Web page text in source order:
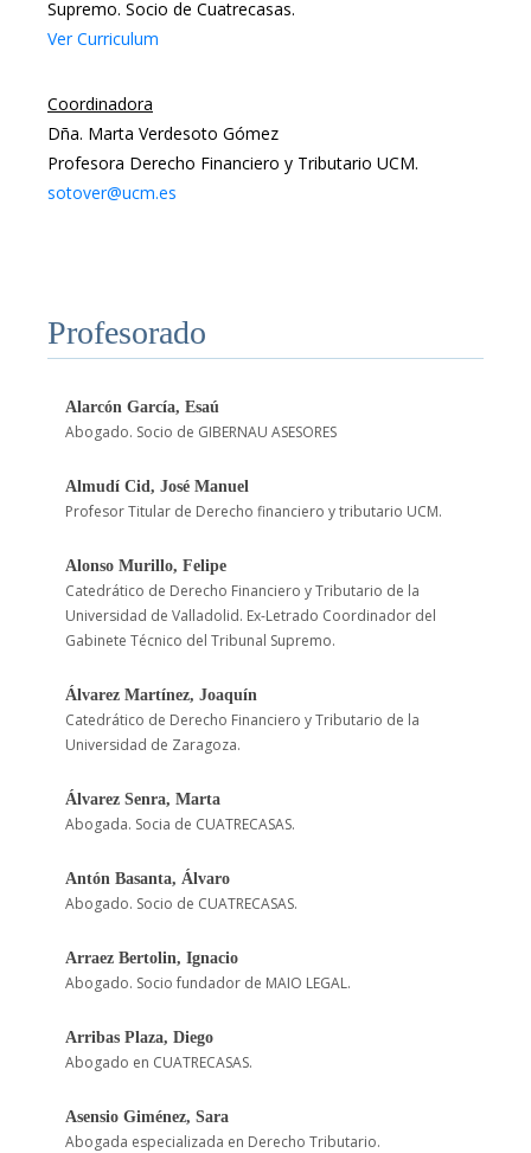
Supremo. Socio de Cuatrecasas.
Ver Curriculum
Coordinadora
Dña. Marta Verdesoto Gómez
Profesora Derecho Financiero y Tributario UCM.
sotover@ucm.es
Profesorado
Alarcón García, Esaú
Abogado. Socio de GIBERNAU ASESORES
Almudí Cid, José Manuel
Profesor Titular de Derecho financiero y tributario UCM.
Alonso Murillo, Felipe
Catedrático de Derecho Financiero y Tributario de la
Universidad de Valladolid. Ex-Letrado Coordinador del
Gabinete Técnico del Tribunal Supremo.
Álvarez Martínez, Joaquín
Catedrático de Derecho Financiero y Tributario de la
Universidad de Zaragoza.
Álvarez Senra, Marta
Abogada. Socia de CUATRECASAS.
Antón Basanta, Álvaro
Abogado. Socio de CUATRECASAS.
Arraez Bertolin, Ignacio
Abogado. Socio fundador de MAIO LEGAL.
Arribas Plaza, Diego
Abogado en CUATRECASAS.
Asensio Giménez, Sara
Abogada especializada en Derecho Tributario.